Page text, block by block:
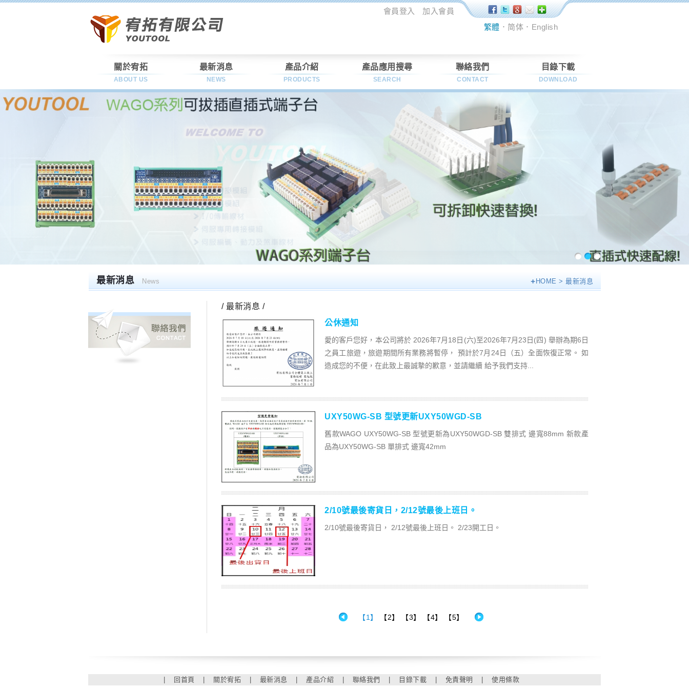
會員登入 加入會員
關於宥拓
ABOUT US
最新消息
NEWS
產品介紹
PRODUCTS
產品應用搜尋
SEARCH
聯絡我們
CONTACT
目錄下載
DOWNLOAD
繁體 ． 简体 ． English
最新消息 News HOME > 最新消息
/ 最新消息 /
公休通知
愛的客戶您好，本公司將於 2026年7月18日(六)至2026年7月23日(四) 舉辦為期6日
之員工旅遊，旅遊期間所有業務將暫停， 預計於7月24日（五）全面恢復正常。 如
造成您的不便，在此致上最誠摯的歉意，並請繼續 給予我們支持...
UXY50WG-SB 型號更新UXY50WGD-SB
舊款WAGO UXY50WG-SB 型號更新為UXY50WGD-SB 雙排式 邊寬88mm 新款產
品為UXY50WG-SB 單排式 邊寬42mm
2/10號最後寄貨日，2/12號最後上班日。
2/10號最後寄貨日， 2/12號最後上班日。 2/23開工日。
【1】 【2】 【3】 【4】 【5】
回首頁 關於宥拓 最新消息 產品介紹 聯絡我們 目錄下載 免責聲明 使用條款